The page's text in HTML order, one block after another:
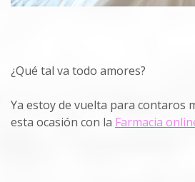
¿Qué tal va todo amores?
Ya estoy de vuelta para contaros
esta ocasión con la Farmacia